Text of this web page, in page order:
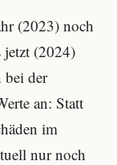
(2023) noch
jetzt (2024)
bei der
an: Statt
im
nur noch